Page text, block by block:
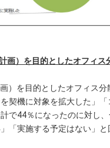
画）を目的としたオフィス
）を目的としたオフィス分
契機に対象を拡大した」
で44％になったのに対し
」「実施する予定はない」